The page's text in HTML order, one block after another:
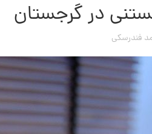
در گرجستان
فندرسکی